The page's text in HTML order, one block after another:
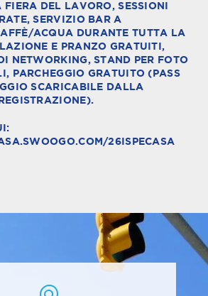
FIERA DEL LAVORO, SESSIONI
SERVIZIO BAR A
ACQUA DURANTE TUTTA LA
E PRANZO GRATUITI,
NETWORKING, STAND PER FOTO
PARCHEGGIO GRATUITO (PASS
SCARICABILE DALLA
26ISPECASA